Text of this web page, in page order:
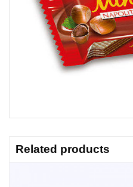
Related products